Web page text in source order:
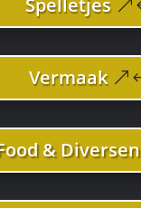
Vermaak
& Diversen